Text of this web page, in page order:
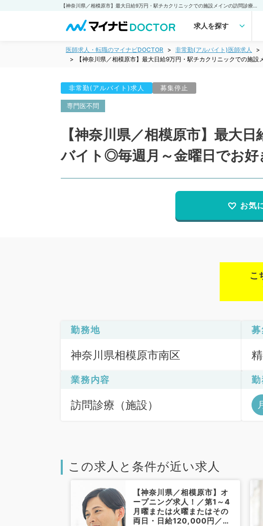
求人を探す
医師求人・転職のマイナビDOCTOR 非常勤(アルバイト)医師求人
【神奈川県／相模原市】最大日給9万円・駅チカクリニックでの施
非常勤(アルバイト)求人 募集停止
専門医不問
【神奈川県／相模原市】最大
バイト◎毎週月～金曜日でお好
お気
こ
勤務地
神奈川県相模原市南区
募
業務内容
訪問診療（施設）
勤
この求人と条件が近い求人
【神奈川県／相模原市】オ
ープニング求人！／第1～4
月曜または火曜またはその
両日・日給120,000円／在